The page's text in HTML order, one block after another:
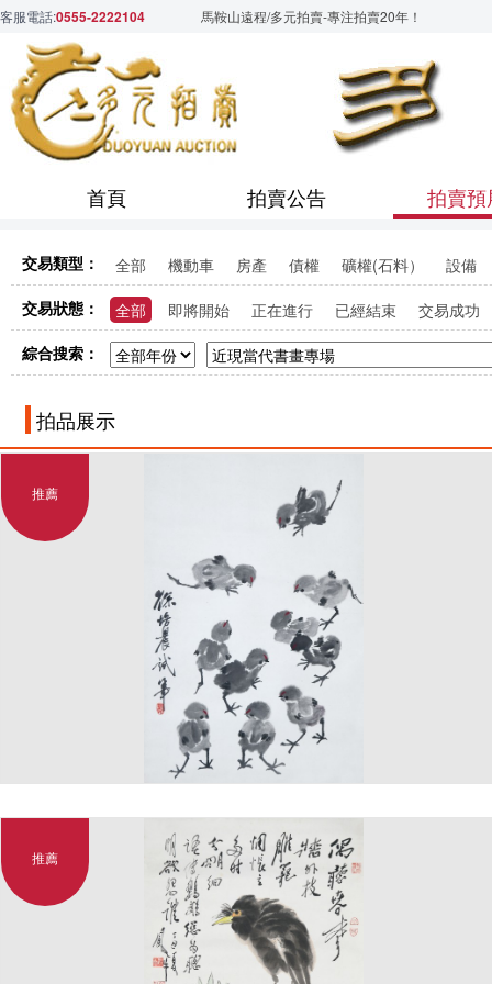
客服電話:0555-2222104 馬鞍山遠程/多元拍賣-專注拍賣20年！
首頁 拍賣公告 拍賣
交易類型： 全部 機動車 房產 債權 礦權(石料）
設備
交易狀態：
全部 即將開始 正在進行 已經結束
交易成功
綜合搜索：
拍品展示
推薦
推薦